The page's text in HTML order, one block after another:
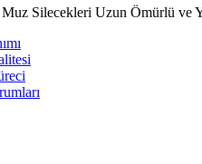
Silecekleri Uzun Ömürlü ve